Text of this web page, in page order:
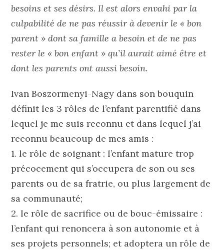
besoins et ses désirs. Il est alors envahi par la
culpabilité de ne pas réussir à devenir le « bon
parent » dont sa famille a besoin et de ne pas
rester le « bon enfant » qu’il aurait aimé être et
dont les parents ont aussi besoin.
Ivan Boszormenyi-Nagy dans son bouquin
définit les 3 rôles de l’enfant parentifié dans
lequel je me suis reconnu et dans lequel j’ai
reconnu beaucoup de mes amis :
1. le rôle de soignant : l’enfant mature trop
précocement qui s’occupera de son ou ses
parents ou de sa fratrie, ou plus largement de
sa communauté;
2. le rôle de sacrifice ou de bouc-émissaire :
l’enfant qui renoncera à son autonomie et à
ses projets personnels; et adoptera un rôle de